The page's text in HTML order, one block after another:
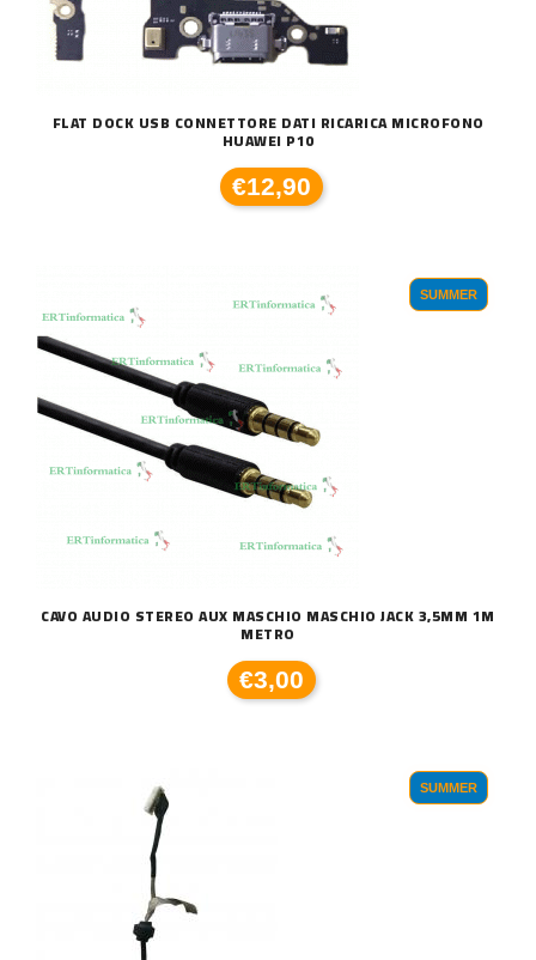
FLAT DOCK USB CONNETTORE DATI RICARICA MICROFONO
HUAWEI P10
€12,90
SUMMER
CAVO AUDIO STEREO AUX MASCHIO MASCHIO JACK 3,5MM 1M
METRO
€3,00
SUMMER